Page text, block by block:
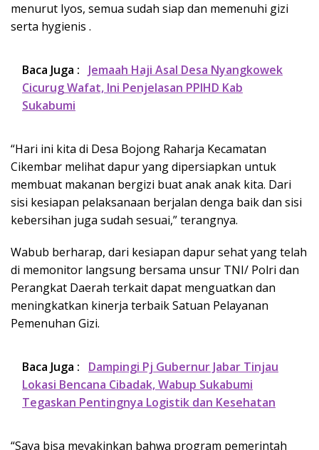
menurut Iyos, semua sudah siap dan memenuhi gizi
serta hygienis .
Baca Juga :
Jemaah Haji Asal Desa Nyangkowek
Cicurug Wafat, Ini Penjelasan PPIHD Kab
Sukabumi
“Hari ini kita di Desa Bojong Raharja Kecamatan
Cikembar melihat dapur yang dipersiapkan untuk
membuat makanan bergizi buat anak anak kita. Dari
sisi kesiapan pelaksanaan berjalan denga baik dan sisi
kebersihan juga sudah sesuai,” terangnya.
Wabub berharap, dari kesiapan dapur sehat yang telah
di memonitor langsung bersama unsur TNI/ Polri dan
Perangkat Daerah terkait dapat menguatkan dan
meningkatkan kinerja terbaik Satuan Pelayanan
Pemenuhan Gizi.
Baca Juga :
Dampingi Pj Gubernur Jabar Tinjau
Lokasi Bencana Cibadak, Wabup Sukabumi
Tegaskan Pentingnya Logistik dan Kesehatan
“Saya bisa meyakinkan bahwa program pemerintah